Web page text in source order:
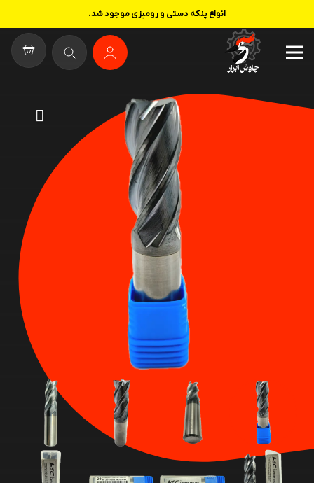
انواع پنکه دستی و رومیزی موجود شد.